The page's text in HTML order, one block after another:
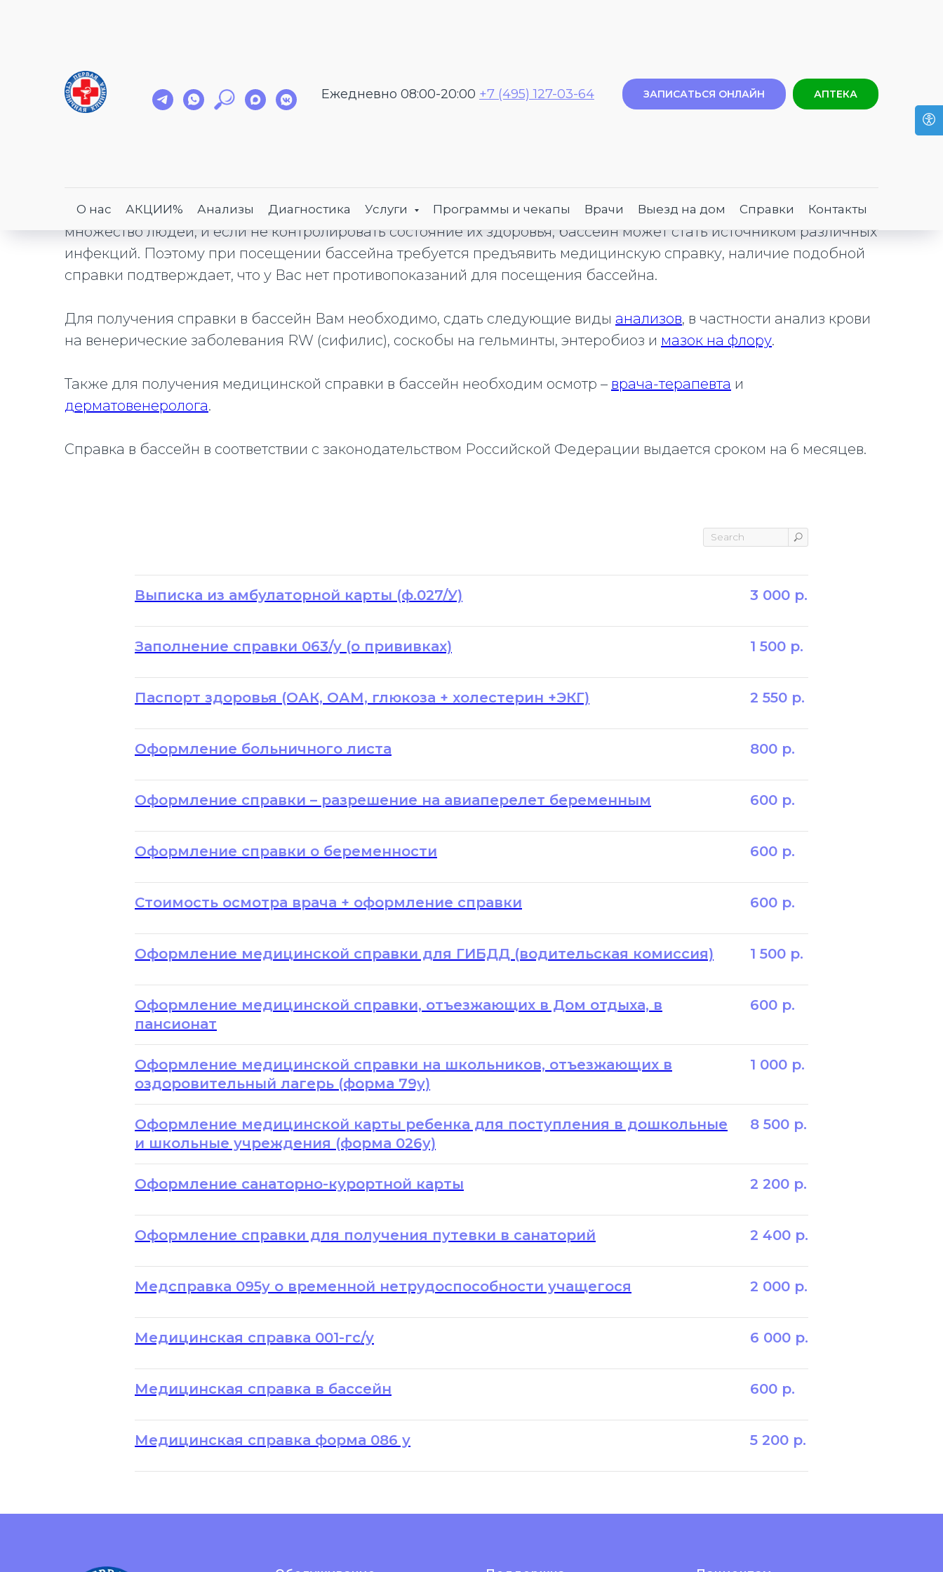
Ежедневно 08:00-20:00 +7 (495) 127-03-64 ЗАПИСАТЬСЯ ОНЛАЙН АПТЕКА
О нас АКЦИИ% Анализы Диагностика Услуги Программы и чекапы Врачи Выезд на дом Справки Контакты
Занятия плаванием очень полезны для здоровья. Но общественный бассейн – это среда, с которой контактирует
множество людей, и если не контролировать состояние их здоровья, бассейн может стать источником различных
инфекций. Поэтому при посещении бассейна требуется предъявить медицинскую справку, наличие подобной
справки подтверждает, что у Вас нет противопоказаний для посещения бассейна.
Для получения справки в бассейн Вам необходимо, сдать следующие виды анализов, в частности анализ крови
на венерические заболевания RW (сифилис), соскобы на гельминты, энтеробиоз и мазок на флору.
Также для получения медицинской справки в бассейн необходим осмотр – врача-терапевта и
дерматовенеролога.
Справка в бассейн в соответствии с законодательством Российской Федерации выдается сроком на 6 месяцев.
Выписка из амбулаторной карты (ф.027/У) 3 000 р.
Заполнение справки 063/у (о прививках) 1 500 р.
Паспорт здоровья (ОАК, ОАМ, глюкоза + холестерин +ЭКГ) 2 550 р.
Оформление больничного листа 800 р.
Оформление справки – разрешение на авиаперелет беременным 600 р.
Оформление справки о беременности 600 р.
Стоимость осмотра врача + оформление справки 600 р.
Оформление медицинской справки для ГИБДД (водительская комиссия) 1 500 р.
Оформление медицинской справки, отъезжающих в Дом отдыха, в
пансионат
600 р.
Оформление медицинской справки на школьников, отъезжающих в
оздоровительный лагерь (форма 79у)
1 000 р.
Оформление медицинской карты ребенка для поступления в дошкольные
и школьные учреждения (форма 026у)
8 500 р.
Оформление санаторно-курортной карты 2 200 р.
Оформление справки для получения путевки в санаторий 2 400 р.
Медсправка 095у о временной нетрудоспособности учащегося 2 000 р.
Медицинская справка 001-гс/у 6 000 р.
Медицинская справка в бассейн 600 р.
Медицинская справка форма 086 у 5 200 р.